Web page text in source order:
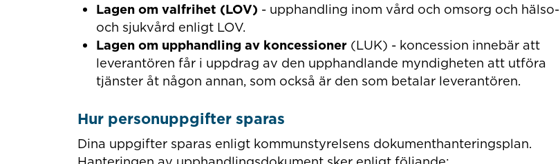
Lagen om valfrihet (LOV) - upphandling inom vård och omsorg och hälso-
och sjukvård enligt LOV.
Lagen om upphandling av koncessioner(LUK) - koncession innebär att
leverantören får i uppdrag av den upphandlande myndigheten att utföra
tjänster åt någon annan, som också är den som betalar leverantören.
Hur personuppgifter sparas
Dina uppgifter sparas enligt kommunstyrelsens dokumenthanteringsplan.